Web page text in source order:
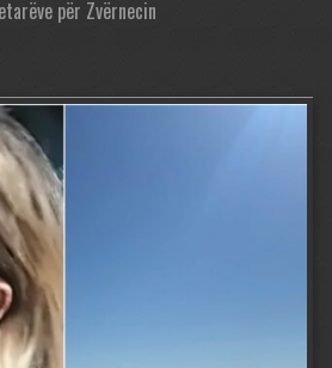
për Zvërnecin